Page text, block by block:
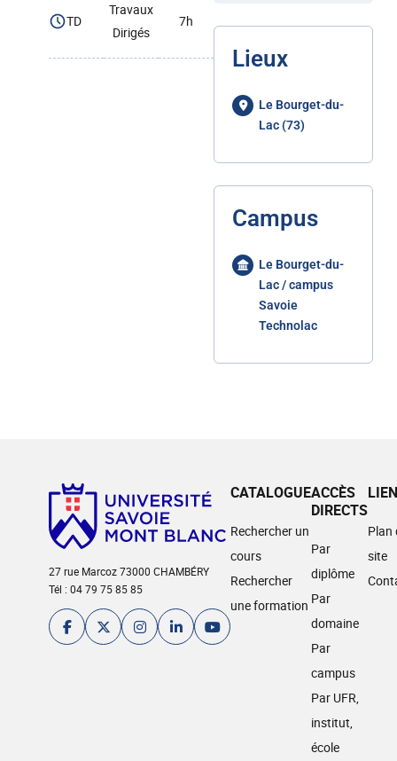
TD
Travaux
Dirigés
7h
Lieux
Le Bourget-du-
Lac (73)
Campus
Le Bourget-du-
Lac / campus
Savoie
Technolac
27 rue Marcoz 73000 CHAMBÉRY
Tél : 04 79 75 85 85
CATALOGUE
Rechercher un
cours
Rechercher
une formation
ACCÈS
DIRECTS
Par
diplôme
Par
domaine
Par
campus
Par UFR,
institut,
école
Plan
site